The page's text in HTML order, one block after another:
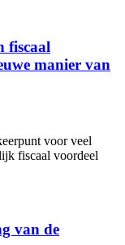
fiscaal
manier van
voor veel
fiscaal voordeel
van de